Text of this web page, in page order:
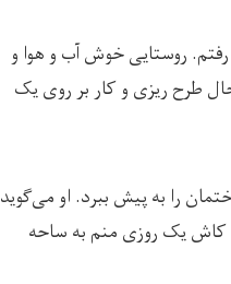
رفتم. روستایی خوش آب و هوا و
طرح ریزی و کار بر روی یک
را به پیش ببرد. او می‌گوید
کاش یک روزی منم به ساحه